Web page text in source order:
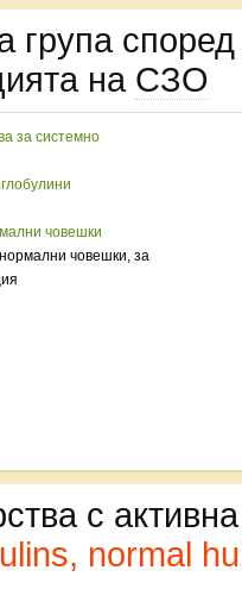
група
на СЗО
за системно
човешки
човешки, за
с
normal